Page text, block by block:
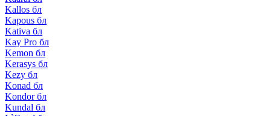
Kallos бл
Kapous бл
Kativa бл
Kay Pro бл
Kemon бл
Kerasys бл
Kezy бл
Konad бл
Kondor бл
Kundal бл